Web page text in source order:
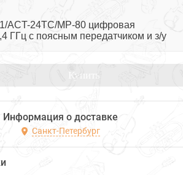
ACT-24TC/MP-80 цифровая
ГГц с поясным передатчиком и з/у
Купить
Информация о доставке
Санкт-Петербург